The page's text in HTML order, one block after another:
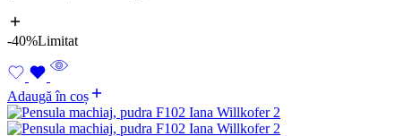
-40%Limitat
Adaugă în coș